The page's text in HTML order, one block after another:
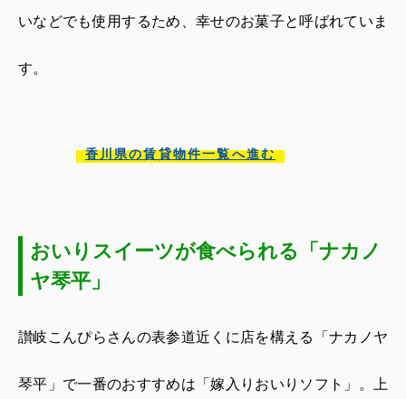
いなどでも使用するため、幸せのお菓子と呼ばれていま
す。
香川県の賃貸物件一覧へ進む
おいりスイーツが食べられる「ナカノ
ヤ琴平」
讃岐こんぴらさんの表参道近くに店を構える「ナカノヤ
琴平」で一番のおすすめは「嫁入りおいりソフト」。上